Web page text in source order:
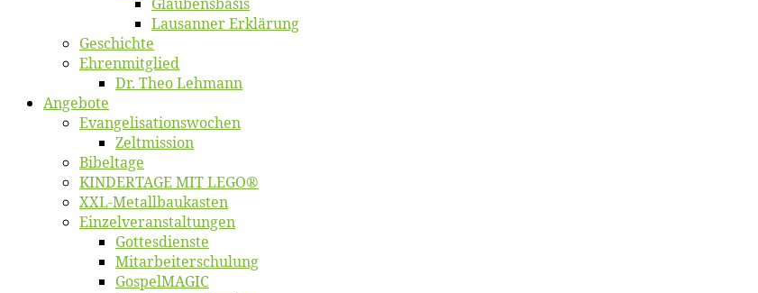
Lausan­ner Erklärung
Ge­schich­te
Eh­ren­mit­glied
Dr. Theo Lehmann
An­ge­bo­te
Evangelisa­tions­wo­chen
Zelt­mis­si­on
Bi­bel­ta­ge
KINDERTAGE MIT LEGO®
XXL-Me­­tal­l­­bau­­kas­­ten
Einzelver­an­stal­tungen
Got­tes­diens­te
Mitarbeiter­schulung
Gos­pel­MA­GIC